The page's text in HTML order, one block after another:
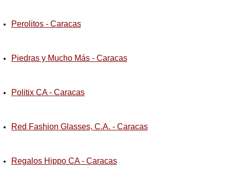
Perolitos - Caracas
Piedras y Mucho Más - Caracas
Politix CA - Caracas
Red Fashion Glasses, C.A. - Caracas
Regalos Hippo CA - Caracas